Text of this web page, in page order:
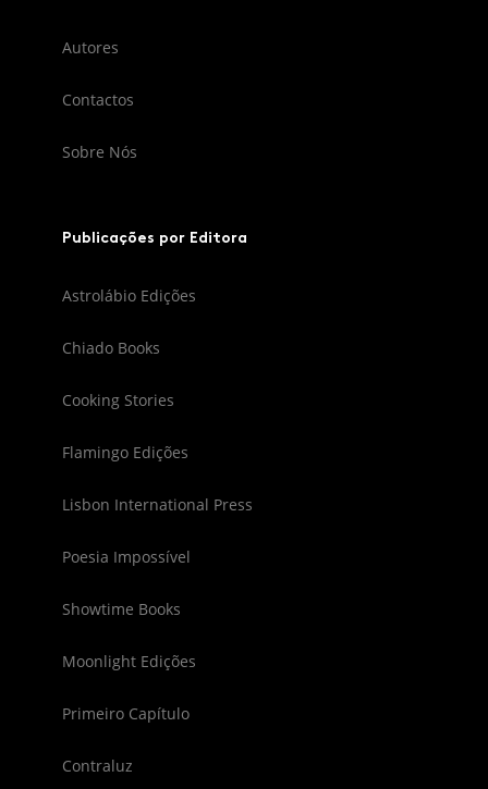
Autores
Contactos
Sobre Nós
Publicações por Editora
Astrolábio Edições
Chiado Books
Cooking Stories
Flamingo Edições
Lisbon International Press
Poesia Impossível
Showtime Books
Moonlight Edições
Primeiro Capítulo
Contraluz